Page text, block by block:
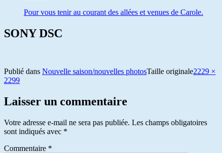
Pour vous tenir au courant des allées et venues de Carole.
SONY DSC
Publié dans Nouvelle saison/nouvelles photosTaille originale2229 ×
2299
Laisser un commentaire
Votre adresse e-mail ne sera pas publiée. Les champs obligatoires
sont indiqués avec *
Commentaire *